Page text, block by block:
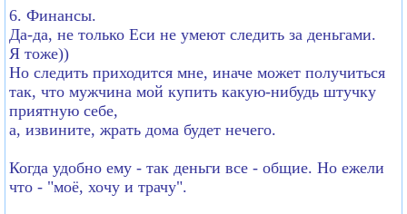
6. Финансы.
Да-да, не только Еси не умеют следить за деньгами.
Я тоже))
Но следить приходится мне, иначе может получиться
так, что мужчина мой купить какую-нибудь штучку
приятную себе,
а, извините, жрать дома будет нечего.
Когда удобно ему - так деньги все - общие. Но ежели
что - "моё, хочу и трачу".